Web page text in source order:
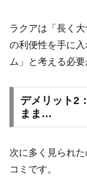
ラクアは「長く
の利便性を手に
ム」と考える必要
デメリット2
まま…
次に多く見られ
コミです。